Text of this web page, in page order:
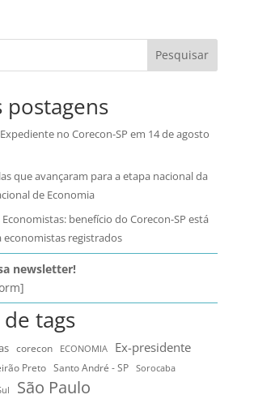
Pesquisar
postagens
no Corecon-SP em 14 de agosto
que avançaram para a etapa nacional da
de Economia
benefício do Corecon-SP está
economistas registrados
newsletter!
tags
corecon ECONOMIA Ex-presidente
Preto Santo André - SP
Sorocaba
São Paulo